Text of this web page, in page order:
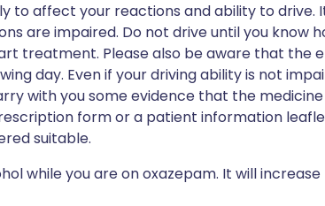
to affect your reactions and ability to drive.
are impaired. Do not drive until you know
treatment. Please also be aware that the
day. Even if your driving ability is not
with you some evidence that the
form or a patient information
suitable.
while you are on oxazepam. It will